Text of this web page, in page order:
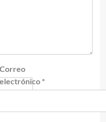
Correo
electrónico *